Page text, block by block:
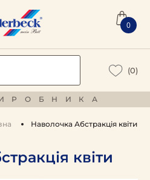
0
(0)
Наволочка Абстракція квіти
квіти